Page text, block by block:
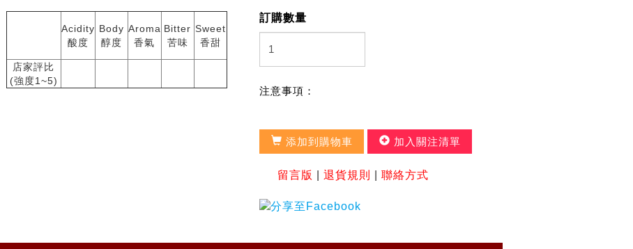
Acidity
酸度
Body
醇度
Aroma
香氣
Bitter
苦味
Sweet
香甜
店家評比
(強度1~5)
訂購數量
注意事項：
添加到購物車 加入關注清單
留言版 |退貨規則 |聯絡方式